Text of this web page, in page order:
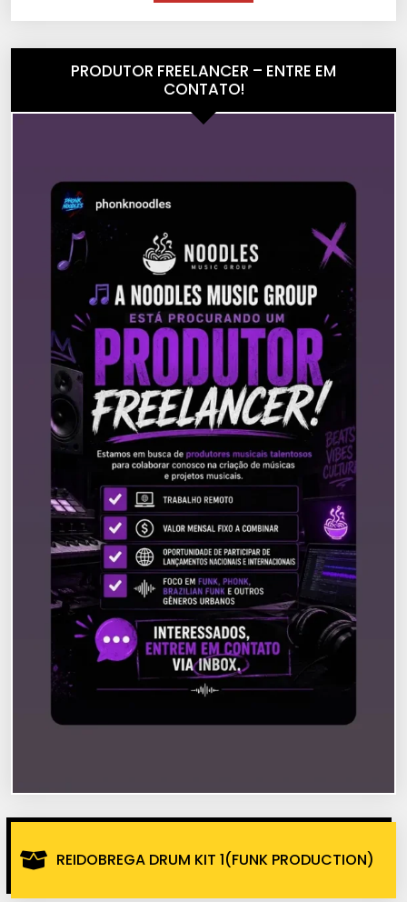
PRODUTOR FREELANCER – ENTRE EM
CONTATO!
REIDOBREGA DRUM KIT 1(FUNK PRODUCTION)